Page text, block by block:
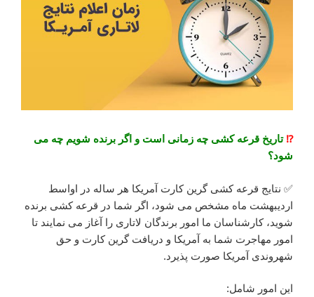
⁉️ تاریخ قرعه کشی چه زمانی است و اگر برنده شویم چه می
شود؟
✅ نتایج قرعه کشی گرین کارت آمریکا هر ساله در اواسط
اردیبهشت ماه مشخص می شود، اگر شما در قرعه کشی برنده
شوید، کارشناسان ما امور برندگان لاتاری را آغاز می نمایند تا
امور مهاجرت شما به آمریکا و دریافت گرین کارت و حق
شهروندی آمریکا صورت پذیرد.
این امور شامل: